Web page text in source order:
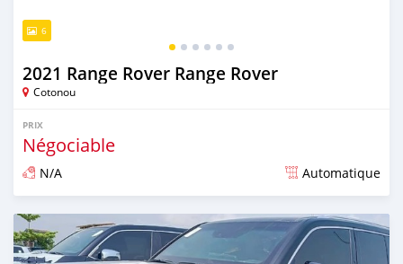
6
2021 Range Rover Range Rover
Cotonou
PRIX
Négociable
N/A Automatique
Publié il y a environ 2 ans